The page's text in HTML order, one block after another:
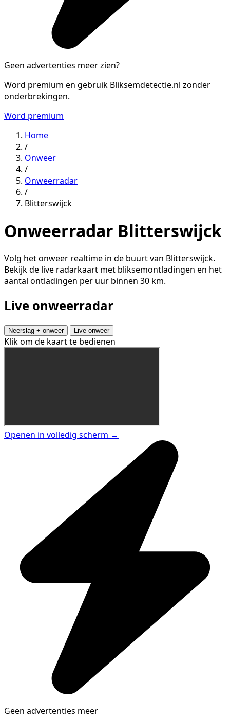
Geen advertenties meer zien?
Word premium en gebruik Bliksemdetectie.nl zonder
onderbrekingen.
Word premium
Home
/
Onweer
/
Onweerradar
/
Blitterswijck
Onweerradar Blitterswijck
Volg het onweer realtime in de buurt van Blitterswijck.
Bekijk de live radarkaart met bliksemontladingen en het
aantal ontladingen per uur binnen 30 km.
Live onweerradar
Neerslag + onweer Live onweer
Klik om de kaart te bedienen
Openen in volledig scherm →
Geen advertenties meer